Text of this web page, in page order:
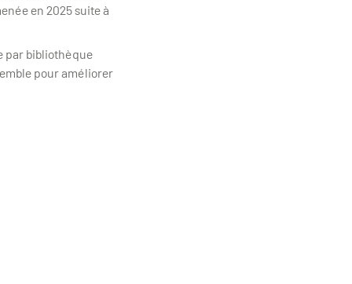
en 2025 suite à
par bibliothèque
pour améliorer